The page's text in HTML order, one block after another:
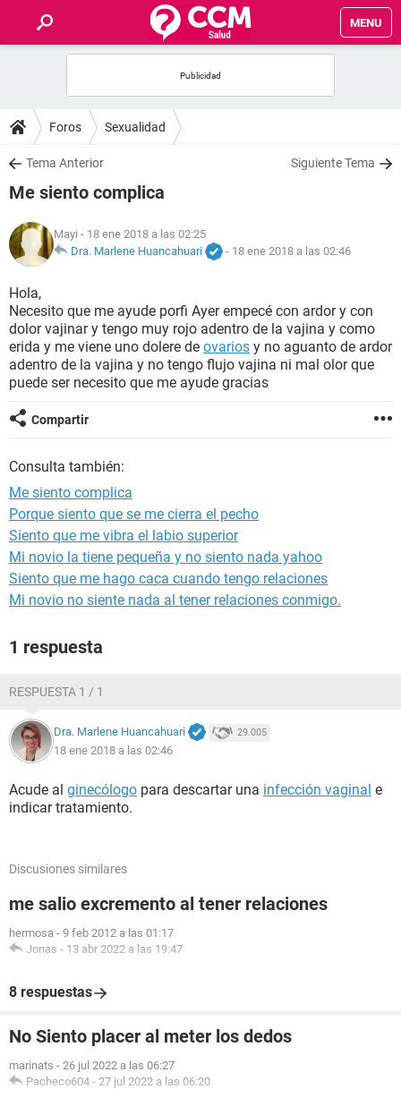
MENU
FOROS
SALUD
NUTRICIÓN
BIENESTAR
SEXUALIDAD
GLOSARIO
Foros Sexualidad
Tema Anterior Siguiente Tema
Me siento complica
Mayi - 18 ene 2018 a las 02:25
Dra. Marlene Huancahuari
- 18 ene 2018 a las 02:46
Hola,
Necesito que me ayude porfi Ayer empecé con ardor y con
dolor vajinar y tengo muy rojo adentro de la vajina y como
erida y me viene uno dolere de ovarios y no aguanto de ardor
adentro de la vajina y no tengo flujo vajina ni mal olor que
puede ser necesito que me ayude gracias
Compartir
Consulta también:
Me siento complica
Porque siento que se me cierra el pecho
Siento que me vibra el labio superior
Mi novio la tiene pequeña y no siento nada yahoo
Siento que me hago caca cuando tengo relaciones
Mi novio no siente nada al tener relaciones conmigo.
1 respuesta
RESPUESTA 1 / 1
Dra. Marlene Huancahuari 29.005
18 ene 2018 a las 02:46
Acude al ginecólogo para descartar una infección vaginal e
indicar tratamiento.
Discusiones similares
me salio excremento al tener relaciones
hermosa - 9 feb 2012 a las 01:17
Jonas - 13 abr 2022 a las 19:47
8 respuestas
No Siento placer al meter los dedos
marinats - 26 jul 2022 a las 06:27
Pacheco604 - 27 jul 2022 a las 06:20